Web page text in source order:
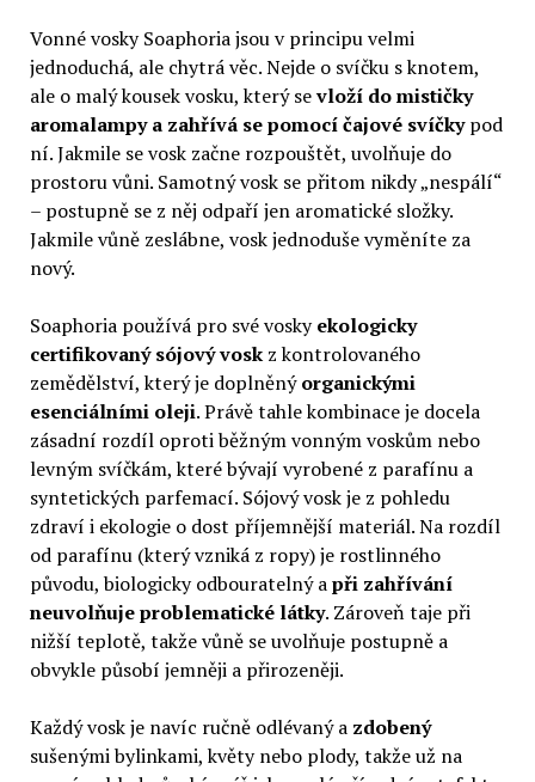
Vonné vosky Soaphoria jsou v principu velmi
jednoduchá, ale chytrá věc. Nejde o svíčku s knotem,
ale o malý kousek vosku, který sevloží do mističky
aromalampy a zahřívá se pomocí čajové svíčkypod
ní. Jakmile se vosk začne rozpouštět, uvolňuje do
prostoru vůni. Samotný vosk se přitom nikdy „nespálí“
– postupně se z něj odpaří jen aromatické složky.
Jakmile vůně zeslábne, vosk jednoduše vyměníte za
nový.
Soaphoria používá pro své voskyekologicky
certifikovaný sójový voskz kontrolovaného
zemědělství, který je doplněnýorganickými
esenciálními oleji. Právě tahle kombinace je docela
zásadní rozdíl oproti běžným vonným voskům nebo
levným svíčkám, které bývají vyrobené z parafínu a
syntetických parfemací. Sójový vosk je z pohledu
zdraví i ekologie o dost příjemnější materiál. Na rozdíl
od parafínu (který vzniká z ropy) je rostlinného
původu, biologicky odbouratelný apři zahřívání
neuvolňuje problematické látky. Zároveň taje při
nižší teplotě, takže vůně se uvolňuje postupně a
obvykle působí jemněji a přirozeněji.
Každý vosk je navíc ručně odlévaný a zdobený
sušenými bylinkami, květy nebo plody, takže už na